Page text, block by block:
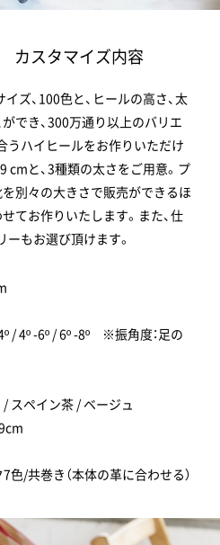
カスタマイズ内容
ズ、100色と、ヒールの高さ、太
でき、300万通り以上のバリエ
うハイヒールをお作りいただけ
cmと、3種類の太さをご用意。プ
別々の大きさで販売ができるほ
てお作りいたします。また、仕
ーもお選び頂けます。
/ 4º -6º / 6º -8º ※振角度：足の
スペイン茶 / ベージュ
/共巻き（本体の革に合わせる）